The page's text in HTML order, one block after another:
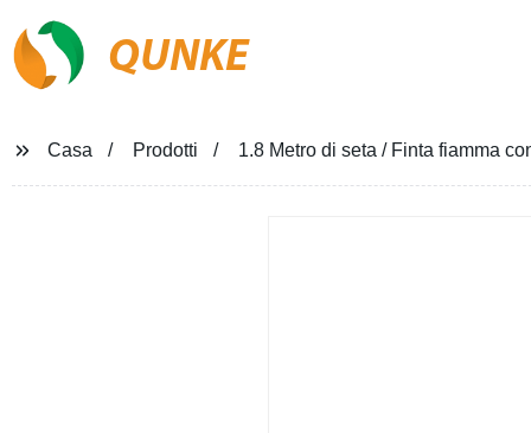
QUNKE
Casa Prodotti 1.8 Metro di seta / Finta fiamma